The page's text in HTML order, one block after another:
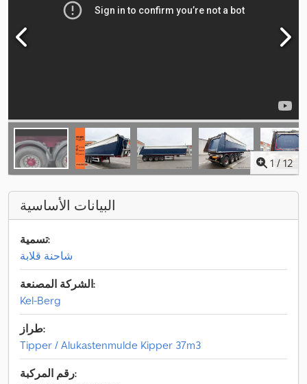
1 / 12
البيانات الأساسية
تسمية:
شاحنة قلابة
الشركة المصنعة:
Kel-Berg
طراز:
Tipper / Alukastenmulde Kipper 37m3
رقم المركبة: